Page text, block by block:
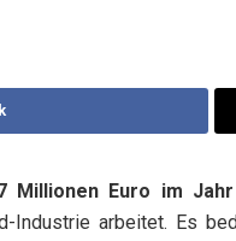
Millionen Euro im Jahr
Industrie arbeitet. Es